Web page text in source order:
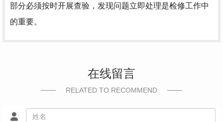
部分必须按时开展查验，发现问题立即处理是检修工作中
的重要。
在线留言
RELATED TO RECOMMEND